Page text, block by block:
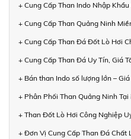
+ Cung Cấp Than Indo Nhập
+ Cung Cấp Than Quảng Ninh
+ Cung Cấp Than Đá Đốt Lò Hơi
+ Cung Cấp Than Đá Uy Tín, Giá
+ Bán than Indo số lượng lớn –
+ Phân Phối Than Quảng Ninh
+ Than Đốt Lò Hơi Công Nghiệp
+ Đơn Vị Cung Cấp Than Đá Chất